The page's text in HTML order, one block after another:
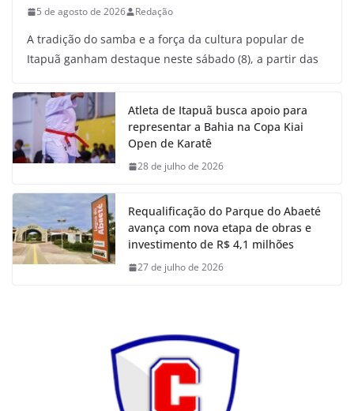
5 de agosto de 2026 Redação
A tradição do samba e a força da cultura popular de
Itapuã ganham destaque neste sábado (8), a partir das
Atleta de Itapuã busca apoio para
representar a Bahia na Copa Kiai
Open de Karatê
28 de julho de 2026
Requalificação do Parque do Abaeté
avança com nova etapa de obras e
investimento de R$ 4,1 milhões
27 de julho de 2026